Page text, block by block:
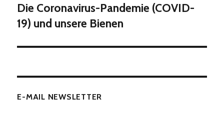
Nächster
Beitrag:
Die Coronavirus-Pandemie (COVID-
19) und unsere Bienen
E-MAIL NEWSLETTER